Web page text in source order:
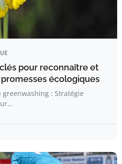
pour reconnaître et
écologiques
greenwashing : Stratégie